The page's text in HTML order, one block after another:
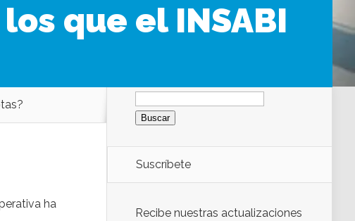
que el INSABI
ha
Buscar:
Suscríbete
Recibe nuestras actualizaciones